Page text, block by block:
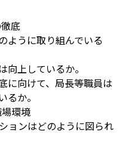
底
ように取り組んでいる
向上しているか。
に向けて、局長等職員は
るか。
環境
ョンはどのように図られ